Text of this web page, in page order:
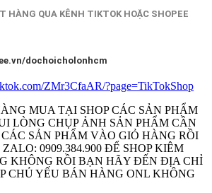
HÀNG QUA KÊNH TIKTOK HOẶC SHOPEE
dochoicholonhcm
ZMr3CfaAR/?page=TikTokShop
MUA TẠI SHOP CÁC SẢN PHẨM
LÒNG CHỤP ẢNH SẢN PHẨM CẦN
SẢN PHẨM VÀO GIỎ HÀNG RỒI
0909.384.900 ĐỂ SHOP KIÊM
KHÔNG RỒI BẠN HÃY ĐẾN ĐỊA CHỈ
CHỦ YẾU BÁN HÀNG ONL KHÔNG